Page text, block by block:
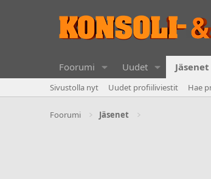
Foorumi Uudet Jäsenet
Sivustolla nyt Uudet profiiliviestit Hae
Foorumi Jäsenet